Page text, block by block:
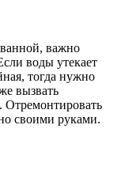
важно
воды утекает
тогда нужно
вызвать
Отремонтировать
своими руками.